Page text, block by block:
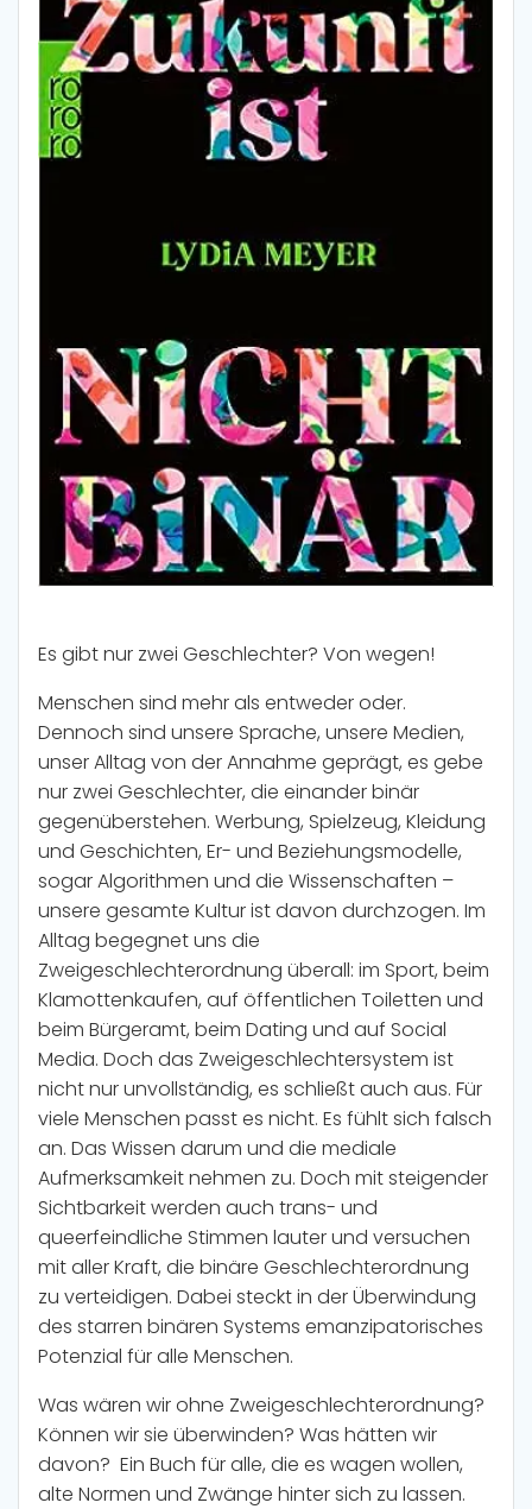
Es gibt nur zwei Geschlechter? Von wegen!
Menschen sind mehr als entweder oder.
Dennoch sind unsere Sprache, unsere Medien,
unser Alltag von der Annahme geprägt, es gebe
nur zwei Geschlechter, die einander binär
gegenüberstehen. Werbung, Spielzeug, Kleidung
und Geschichten, Er- und Beziehungsmodelle,
sogar Algorithmen und die Wissenschaften –
unsere gesamte Kultur ist davon durchzogen. Im
Alltag begegnet uns die
Zweigeschlechterordnung überall: im Sport, beim
Klamottenkaufen, auf öffentlichen Toiletten und
beim Bürgeramt, beim Dating und auf Social
Media. Doch das Zweigeschlechtersystem ist
nicht nur unvollständig, es schließt auch aus. Für
viele Menschen passt es nicht. Es fühlt sich falsch
an. Das Wissen darum und die mediale
Aufmerksamkeit nehmen zu. Doch mit steigender
Sichtbarkeit werden auch trans- und
queerfeindliche Stimmen lauter und versuchen
mit aller Kraft, die binäre Geschlechterordnung
zu verteidigen. Dabei steckt in der Überwindung
des starren binären Systems emanzipatorisches
Potenzial für alle Menschen.
Was wären wir ohne Zweigeschlechterordnung?
Können wir sie überwinden? Was hätten wir
davon? Ein Buch für alle, die es wagen wollen,
alte Normen und Zwänge hinter sich zu lassen.